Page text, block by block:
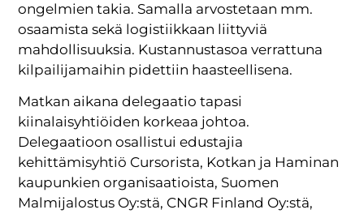
ongelmien takia. Samalla arvostetaan mm.
osaamista sekä logistiikkaan liittyviä
mahdollisuuksia. Kustannustasoa verrattuna
kilpailijamaihin pidettiin haasteellisena.
Matkan aikana delegaatio tapasi
kiinalaisyhtiöiden korkeaa johtoa.
Delegaatioon osallistui edustajia
kehittämisyhtiö Cursorista, Kotkan ja Haminan
kaupunkien organisaatioista, Suomen
Malmijalostus Oy:stä, CNGR Finland Oy:stä,